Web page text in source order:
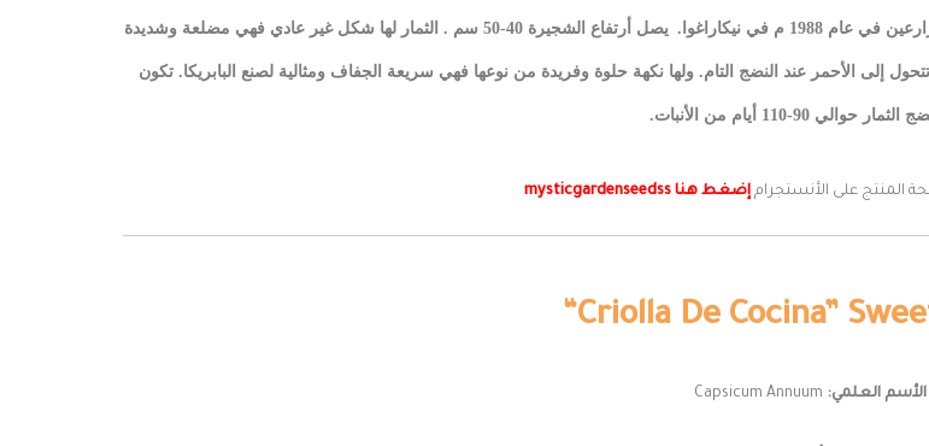
م في نيكاراغوا. يصل أرتفاع الشجيرة 40-50 سم . الثمار لها شكل غير عادي فهي مضلعة وشديدة
إلى الأحمر عند النضج التام. ولها نكهة حلوة وفريدة من نوعها فهي سريعة الجفاف ومثالية لصنع البابريكا. تكون
حوالي 90-110 أيام من الأنبات.
المنتج على الأنستجرامإضغط هنا mysticgardenseedss
“Criolla De Cocina”
الأسم العلمي: